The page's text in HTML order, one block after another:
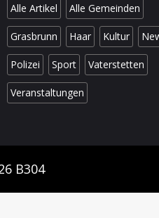
Alle Artikel Alle Gemeinden
Grasbrunn Haar Kultur
Polizei Sport Vaterstetten
Veranstaltungen
B304